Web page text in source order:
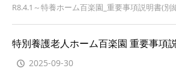
R8.4.1～特養ホーム百楽園_重要事項説明書(別
特別養護老人ホーム百楽園 重要事項
2025-09-30